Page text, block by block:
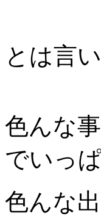
とは言
色んな
でいっ
色んな